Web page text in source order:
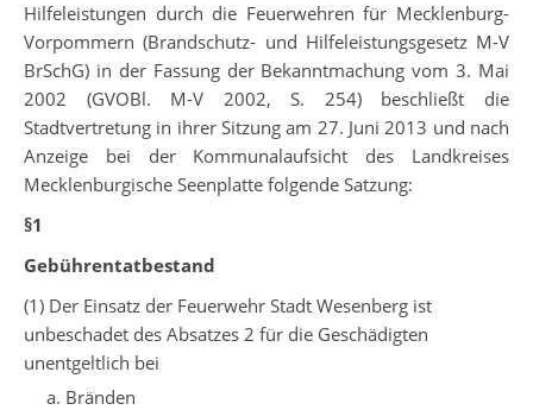
Hilfeleistungen durch die Feuerwehren für Mecklenburg-
Vorpommern (Brandschutz- und Hilfeleistungsgesetz M-V
BrSchG) in der Fassung der Bekanntmachung vom 3. Mai
2002 (GVOBl. M-V 2002, S. 254) beschließt die
Stadtvertretung in ihrer Sitzung am 27. Juni 2013 und nach
Anzeige bei der Kommunalaufsicht des Landkreises
Mecklenburgische Seenplatte folgende Satzung:
§1
Gebührentatbestand
(1) Der Einsatz der Feuerwehr Stadt Wesenberg ist
unbeschadet des Absatzes 2 für die Geschädigten
unentgeltlich bei
Bränden